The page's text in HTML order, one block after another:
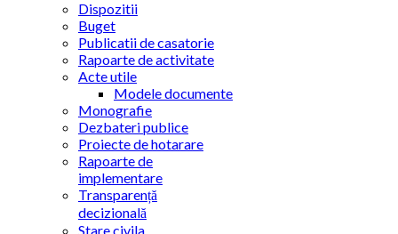
Dispozitii
Buget
Publicatii de casatorie
Rapoarte de activitate
Acte utile
Modele documente
Monografie
Dezbateri publice
Proiecte de hotarare
Rapoarte de
implementare
Transparență
decizională
Stare civila